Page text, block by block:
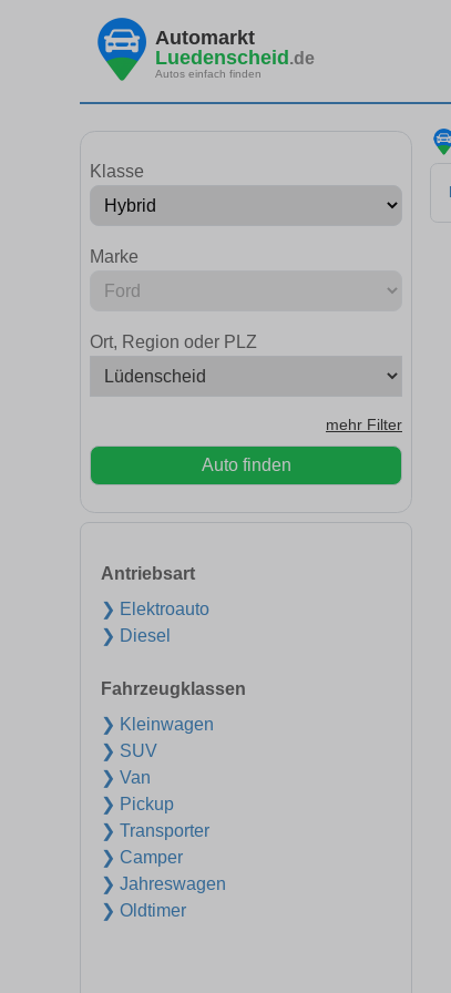
Automarkt
Luedenscheid.de
Autos einfach finden
Klasse
Marke
Ort, Region oder PLZ
mehr Filter
Auto finden
Antriebsart
❯ Elektroauto
❯ Diesel
Fahrzeugklassen
❯ Kleinwagen
❯ SUV
❯ Van
❯ Pickup
❯ Transporter
❯ Camper
❯ Jahreswagen
❯ Oldtimer